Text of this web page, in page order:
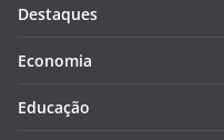
Destaques
Economia
Educação